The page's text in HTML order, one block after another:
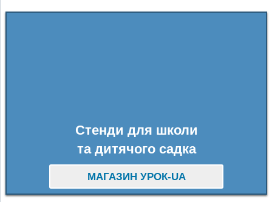
Стенди для школи
та дитячого садка
МАГАЗИН УРОК-UA